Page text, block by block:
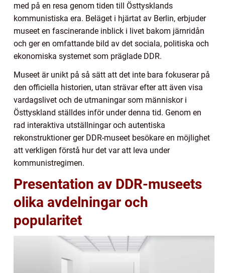
med på en resa genom tiden till Östtysklands
kommunistiska era. Beläget i hjärtat av Berlin, erbjuder
museet en fascinerande inblick i livet bakom järnridån
och ger en omfattande bild av det sociala, politiska och
ekonomiska systemet som präglade DDR.
Museet är unikt på så sätt att det inte bara fokuserar på
den officiella historien, utan strävar efter att även visa
vardagslivet och de utmaningar som människor i
Östtyskland ställdes inför under denna tid. Genom en
rad interaktiva utställningar och autentiska
rekonstruktioner ger DDR-museet besökare en möjlighet
att verkligen förstå hur det var att leva under
kommunistregimen.
Presentation av DDR-museets
olika avdelningar och
popularitet